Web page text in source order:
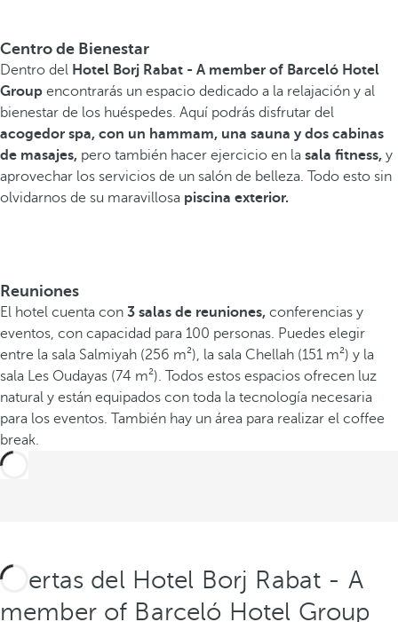
Centro de Bienestar
Dentro del Hotel Borj Rabat - A member of Barceló Hotel
Group encontrarás un espacio dedicado a la relajación y al
bienestar de los huéspedes. Aquí podrás disfrutar del
acogedor spa, con un hammam, una sauna y dos cabinas
de masajes, pero también hacer ejercicio en la sala fitness, y
aprovechar los servicios de un salón de belleza. Todo esto sin
olvidarnos de su maravillosa piscina exterior.
Reuniones
El hotel cuenta con 3 salas de reuniones, conferencias y
eventos, con capacidad para 100 personas. Puedes elegir
entre la sala Salmiyah (256 m²), la sala Chellah (151 m²) y la
sala Les Oudayas (74 m²). Todos estos espacios ofrecen luz
natural y están equipados con toda la tecnología necesaria
para los eventos. También hay un área para realizar el coffee
break.
Ofertas del Hotel Borj Rabat - A
member of Barceló Hotel Group